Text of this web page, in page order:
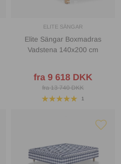
ELITE SÄNGAR
Elite Sängar Boxmadras
Vadstena 140x200 cm
fra 9 618 DKK
fra 13 740 DKK
1